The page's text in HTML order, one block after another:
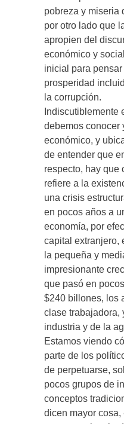
pobreza y miseria
por otro lado que
apropien del
económico y
inicial para
prosperidad
la corrupción.
Indiscutiblemente
debemos conocer
económico, y
de entender que
respecto, hay que
refiere a la
una crisis
en pocos años a
economía, por
capital extranjero,
la pequeña y
impresionante
que pasó en
$240 billones, los
clase trabajadora,
industria y de la
Estamos viendo
parte de los
de perpetuarse,
pocos grupos de
conceptos
dicen mayor cosa,